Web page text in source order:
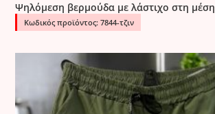
Ψηλόμεση βερμούδα με λάστιχο στη μέση
Κωδικός προϊόντος: 7844-τζιν